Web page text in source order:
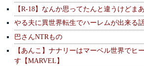
【R-18】なんか思ってたんと違うけどま
やる夫に異世界転生でハーレムが出来る
巴さんNTRもの
【あんこ】ナナリーはマーベル世界でヒ
す【MARVEL】